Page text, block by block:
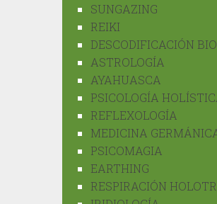
SUNGAZING
REIKI
DESCODIFICACIÓN
ASTROLOGÍA
AYAHUASCA
PSICOLOGÍA
REFLEXOLOGÍA
MEDICINA
PSICOMAGIA
EARTHING
RESPIRACIÓN